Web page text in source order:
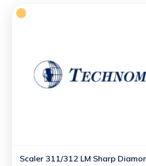
Scaler 311/312 LM Sharp